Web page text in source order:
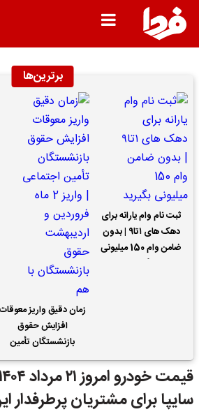
برترین‌ها
ثبت نام وام یارانه برای
دهک های ۱تا۹ | بدون
ضامن وام 150 میلیونی
زمان دقیق واریز معوقات
افزایش حقوق
بازنشستگان تأمین
اجتماعی | واریز 2 ماه
فروردین و اردیبهشت
حقوق بازنشستگان با هم
سایپا برای مشتریان پرطرفدار